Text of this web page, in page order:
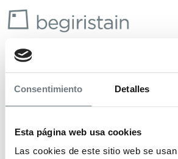
Consentimiento Detalles
Esta página web usa cookies
Las cookies de este sitio web se
Somos una agencia de la
inmobiliaria fundada en